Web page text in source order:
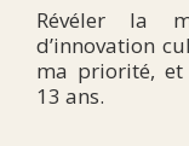
Révéler la
d’innovation
ma priorité, et
13 ans.